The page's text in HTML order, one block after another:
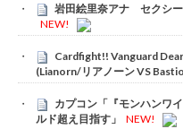
岩田絵里奈アナ セクシー
NEW!
Cardfight!! Vanguard
(Lianorn/リアノーン VS
カプコン「『モンハンワ
ルド超え目指す」
NEW!